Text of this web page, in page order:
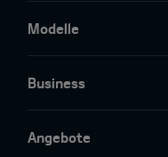
Modelle
Business
Angebote